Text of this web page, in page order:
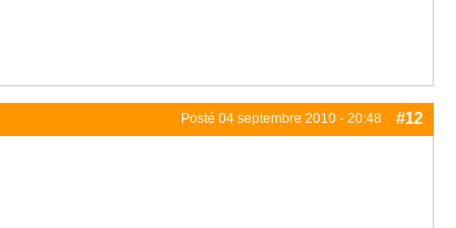
Posté 04 septembre 2010 - 20:48 #12